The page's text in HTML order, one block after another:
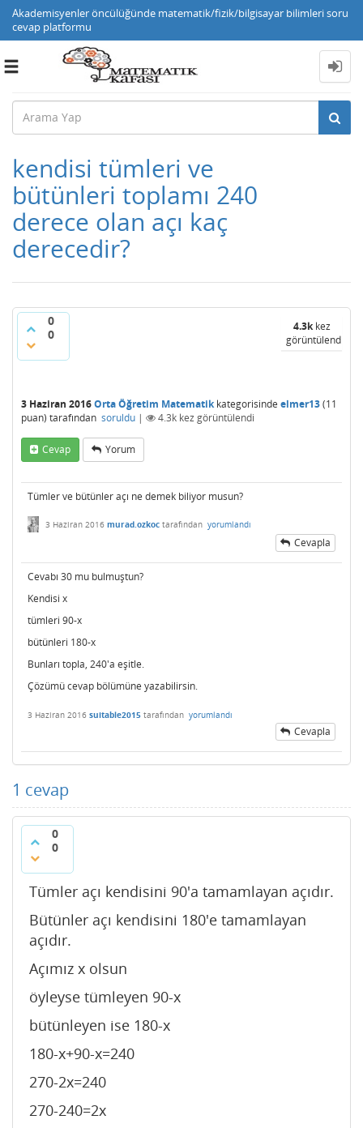
Akademisyenler öncülüğünde matematik/fizik/bilgisayar bilimleri soru
cevap platformu
Toggle
kendisi tümleri ve
bütünleri toplamı 240
derece olan açı kaç
derecedir?
0
0
4.3kkez
görüntülendi
3 Haziran 2016Orta Öğretim Matematikkategorisinde elmer13(11
puan) tarafından soruldu | 4.3k kez görüntülendi
Cevap Yorum
Tümler ve bütünler açı ne demek biliyor musun?
3 Haziran 2016 murad.ozkoc tarafından yorumlandı
Cevapla
Cevabı 30 mu bulmuştun?
Kendisi x
tümleri 90-x
bütünleri 180-x
Bunları topla, 240'a eşitle.
Çözümü cevap bölümüne yazabilirsin.
3 Haziran 2016 suitable2015 tarafından yorumlandı
Cevapla
1 cevap
0
0
Tümler açı kendisini 90'a tamamlayan açıdır.
Bütünler açı kendisini 180'e tamamlayan
açıdır.
Açımız x olsun
öyleyse tümleyen 90-x
bütünleyen ise 180-x
180-x+90-x=240
270-2x=240
270-240=2x